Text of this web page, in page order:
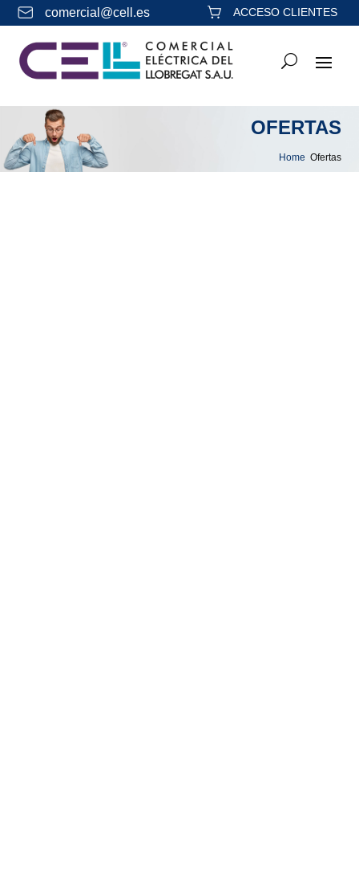
comercial@cell.es ACCESO CLIENTES
OFERTAS
Home Ofertas